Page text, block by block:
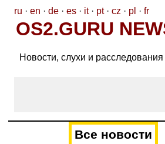
ru · en · de · es · it· pt· cz · pl · fr
OS2.GURU
Новости, слухи и расследования
Все новости